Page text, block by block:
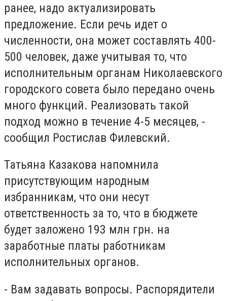
ранее, надо актуализировать
предложение. Если речь идет о
численности, она может составлять 400-
500 человек, даже учитывая то, что
исполнительным органам Николаевского
городского совета было передано очень
много функций. Реализовать такой
подход можно в течение 4-5 месяцев, -
сообщил Ростислав Филевский.
Татьяна Казакова напомнила
присутствующим народным
избранникам, что они несут
ответственность за то, что в бюджете
будет заложено 193 млн грн. на
заработные платы работникам
исполнительных органов.
- Вам задавать вопросы. Распорядители